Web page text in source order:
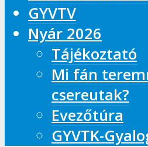
GYVTV
Nyár 2026
Tájékoztató
Mi fán
csereutak?
Evezőtúra
GYVTK-